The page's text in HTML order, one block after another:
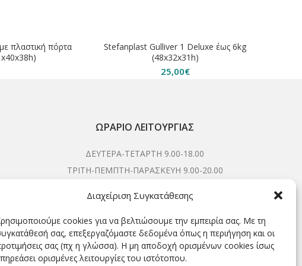
Διαχείριση Συγκατάθεσης
cookies για να βελτιώσουμε την εμπειρία σας. Με τη
σας, επεξεργαζόμαστε δεδομένα όπως η περιήγηση και οι
σας (πχ η γλώσσα). Η μη αποδοχή ορισμένων cookies ίσως
ορισμένες λειτουργίες του ιστότοπου.
πλαστική πόρτα
Stefanplast Gulliver 1 Deluxe έως 6kg
(48x32x31h)
25,00€
ΩΡΆΡΙΟ ΛΕΙΤΟΥΡΓΊΑΣ
ΔΕΥΤΕΡΑ-ΤΕΤΑΡΤΗ 9.00-18.00
ΤΡΙΤΗ-ΠΕΜΠΤΗ-ΠΑΡΑΣΚΕΥΗ 9.00-20.00
ΕΓΓΡΑΦΕΊΤΕ ΓΙΑ ΝΑ ΛΑΜΒΆΝΕΤΕ ΠΡΏΤΟΙ NΈΑ &
ΠΡΟΣΦΟΡΈΣ ΜΑΣ!